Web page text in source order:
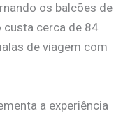
os balcões de
cerca de 84
de viagem com
a experiência